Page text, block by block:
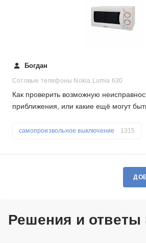
ДОБАВИТЬ СЕРВИСНЫЙ ЦЕНТР ИЛИ
Богдан
Сотовые телефоны Nokia Lumia 630
Как проверить возможную
приближения, или какие ещё могут
самопроизвольное выключение 1315
Решения и ответы